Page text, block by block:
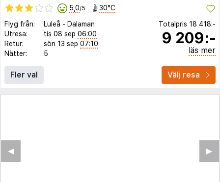
5,0/5 30°C
Flyg från: Luleå - Dalaman
Utresa:
tis 08 sep 06:00
Retur:
sön 13 sep 07:10
Nätter:
5
Totalpris 18 418:-
9 209:-
läs mer
Fler val Välj resa